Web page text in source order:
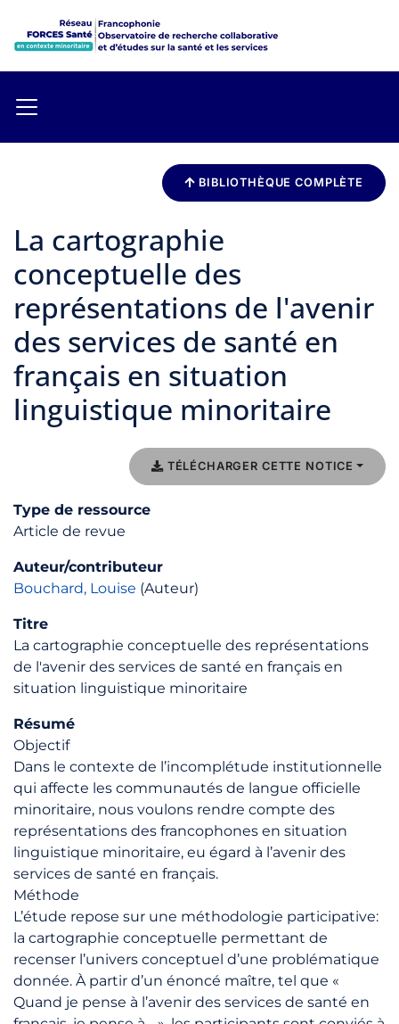
BIBLIOTHÈQUE COMPLÈTE
La cartographie
conceptuelle des
représentations de l'avenir
des services de santé en
français en situation
linguistique minoritaire
TÉLÉCHARGER CETTE NOTICE
Type de ressource
Article de revue
Auteur/contributeur
Bouchard, Louise (Auteur)
Titre
La cartographie conceptuelle des représentations
de l'avenir des services de santé en français en
situation linguistique minoritaire
Résumé
Objectif
Dans le contexte de l’incomplétude institutionnelle
qui affecte les communautés de langue officielle
minoritaire, nous voulons rendre compte des
représentations des francophones en situation
linguistique minoritaire, eu égard à l’avenir des
services de santé en français.
Méthode
L’étude repose sur une méthodologie participative:
la cartographie conceptuelle permettant de
recenser l’univers conceptuel d’une problématique
donnée. À partir d’un énoncé maître, tel que «
Quand je pense à l’avenir des services de santé en